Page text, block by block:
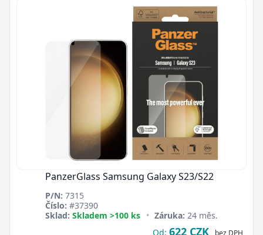
PanzerGlass Samsung Galaxy S23/S22
P/N: 7315
Číslo: #37390
Sklad: Skladem >100 ks • Záruka: 24 měs.
Od: 622 CZK bez DPH